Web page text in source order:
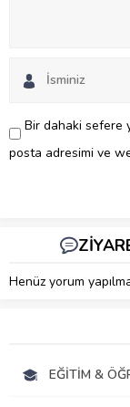
Bir dahaki sefere
posta adresimi ve
Henüz yorum
EĞITIM &